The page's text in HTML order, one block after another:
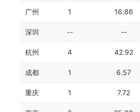
广州 1 16.86
深圳 -- --
杭州 4 42.92
成都 1 6.57
重庆 1 7.72